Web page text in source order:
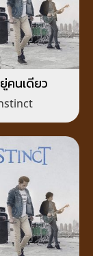
คนเดียว